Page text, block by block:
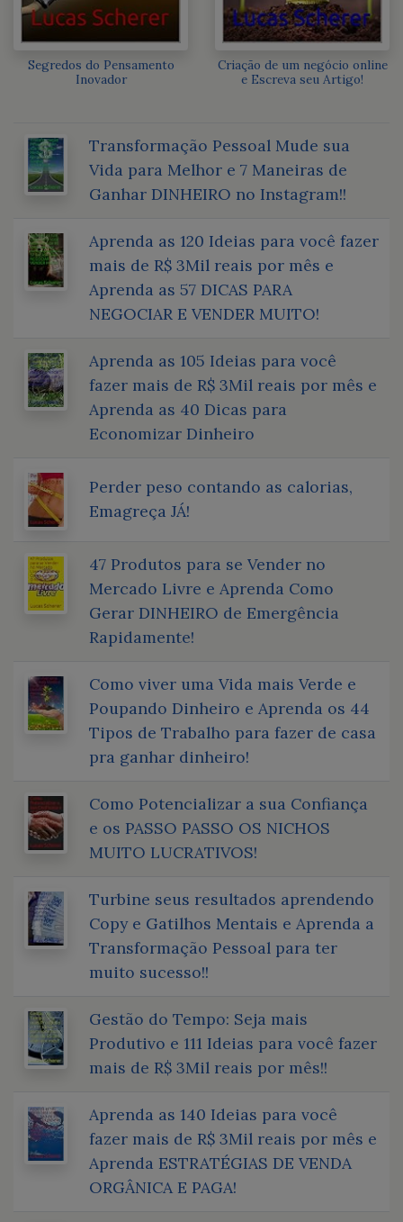
Segredos do Pensamento
Inovador
Criação de um negócio online
e Escreva seu Artigo!
Transformação Pessoal Mude sua
Vida para Melhor e 7 Maneiras de
Ganhar DINHEIRO no Instagram!!
Aprenda as 120 Ideias para você fazer
mais de R$ 3Mil reais por mês e
Aprenda as 57 DICAS PARA
NEGOCIAR E VENDER MUITO!
Aprenda as 105 Ideias para você
fazer mais de R$ 3Mil reais por mês e
Aprenda as 40 Dicas para
Economizar Dinheiro
Perder peso contando as calorias,
Emagreça JÁ!
47 Produtos para se Vender no
Mercado Livre e Aprenda Como
Gerar DINHEIRO de Emergência
Rapidamente!
Como viver uma Vida mais Verde e
Poupando Dinheiro e Aprenda os 44
Tipos de Trabalho para fazer de casa
pra ganhar dinheiro!
Como Potencializar a sua Confiança
e os PASSO PASSO OS NICHOS
MUITO LUCRATIVOS!
Turbine seus resultados aprendendo
Copy e Gatilhos Mentais e Aprenda a
Transformação Pessoal para ter
muito sucesso!!
Gestão do Tempo: Seja mais
Produtivo e 111 Ideias para você fazer
mais de R$ 3Mil reais por mês!!
Aprenda as 140 Ideias para você
fazer mais de R$ 3Mil reais por mês e
Aprenda ESTRATÉGIAS DE VENDA
ORGÂNICA E PAGA!